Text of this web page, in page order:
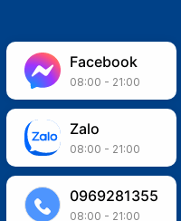
Facebook
08:00 - 21:00
Zalo
08:00 - 21:00
0969281355
08:00 - 21:00